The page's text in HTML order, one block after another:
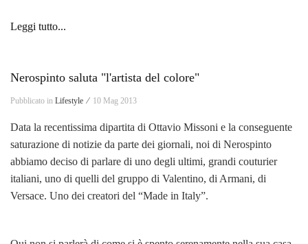
Leggi tutto...
Nerospinto saluta "l'artista del colore"
Pubblicato in Lifestyle ⁄ 10 Mag 2013
Data la recentissima dipartita di Ottavio Missoni e la conseguente
saturazione di notizie da parte dei giornali, noi di Nerospinto
abbiamo deciso di parlare di uno degli ultimi, grandi couturier
italiani, uno di quelli del gruppo di Valentino, di Armani, di
Versace. Uno dei creatori del “Made in Italy”.